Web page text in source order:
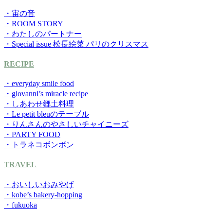
・宙の音
・ROOM STORY
・わたしのパートナー
・Special issue 松長絵菜 パリのクリスマス
RECIPE
・everyday smile food
・giovanni’s miracle recipe
・しあわせ郷土料理
・Le petit bleuのテーブル
・りんさんのやさしいチャイニーズ
・PARTY FOOD
・トラネコボンボン
TRAVEL
・おいしいおみやげ
・kobe’s bakery-hopping
・fukuoka